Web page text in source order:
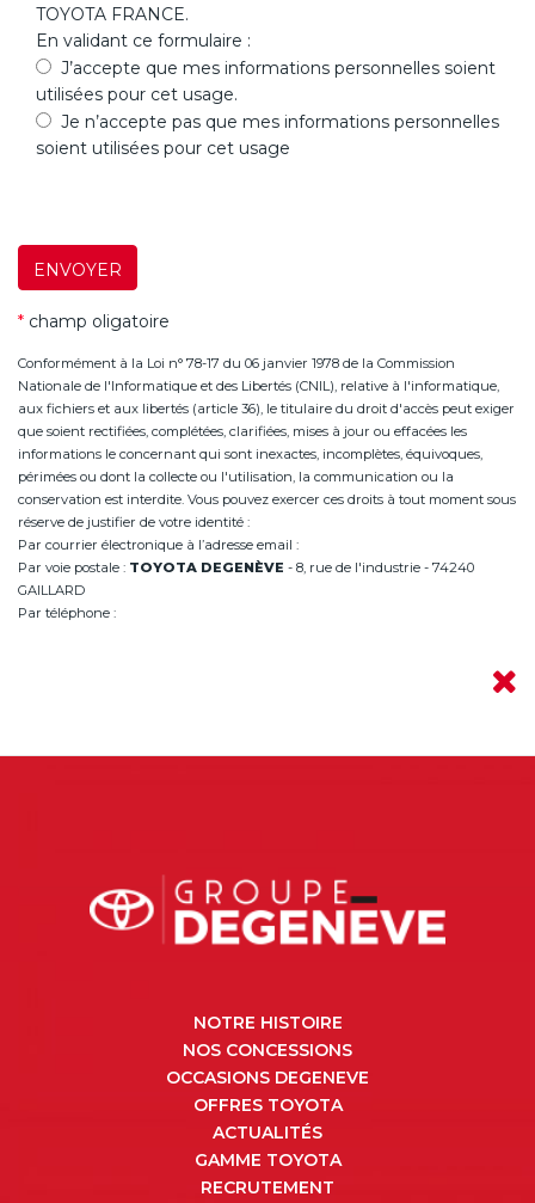
TOYOTA FRANCE.
En validant ce formulaire :
J’accepte que mes informations personnelles soient
utilisées pour cet usage.
Je n’accepte pas que mes informations personnelles
soient utilisées pour cet usage
ENVOYER
* champ oligatoire
Conformément à la Loi n° 78-17 du 06 janvier 1978 de la Commission
Nationale de l'Informatique et des Libertés (CNIL), relative à l'informatique,
aux fichiers et aux libertés (article 36), le titulaire du droit d'accès peut exiger
que soient rectifiées, complétées, clarifiées, mises à jour ou effacées les
informations le concernant qui sont inexactes, incomplètes, équivoques,
périmées ou dont la collecte ou l'utilisation, la communication ou la
conservation est interdite. Vous pouvez exercer ces droits à tout moment sous
réserve de justifier de votre identité :
Par courrier électronique à l’adresse email :
Par voie postale : TOYOTA DEGENÈVE - 8, rue de l'industrie - 74240
GAILLARD
Par téléphone :
NOTRE HISTOIRE
NOS CONCESSIONS
OCCASIONS DEGENEVE
OFFRES TOYOTA
ACTUALITÉS
GAMME TOYOTA
RECRUTEMENT